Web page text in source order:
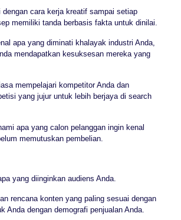
dengan cara kerja kreatif sampai setiap
memiliki tanda berbasis fakta untuk dinilai.
apa yang diminati khalayak industri Anda,
mendapatkan kesuksesan mereka yang
mempelajari kompetitor Anda dan
yang jujur untuk lebih berjaya di search
apa yang calon pelanggan ingin kenal
memutuskan pembelian.
yang diinginkan audiens Anda.
rencana konten yang paling sesuai dengan
Anda dengan demografi penjualan Anda.